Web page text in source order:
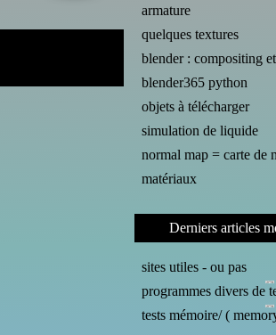
armature
quelques textures
blender : compositing et
blender365 python
objets à télécharger
simulation de liquide
normal map = carte de
matériaux
Derniers articles
sites utiles - ou pas
programmes divers de
tests mémoire/ (